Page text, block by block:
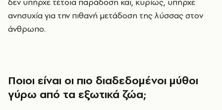
ανησυχία για την πιθανή μετάδοση της λύσσας στον
άνθρωπο.
Ποιοι είναι οι πιο διαδεδομένοι μύθοι
γύρω από τα εξωτικά ζώα;